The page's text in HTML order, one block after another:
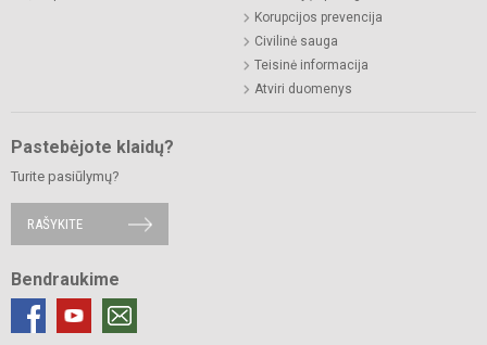
Korupcijos prevencija
Civilinė sauga
Teisinė informacija
Atviri duomenys
Pastebėjote klaidų?
Turite pasiūlymų?
RAŠYKITE
Bendraukime